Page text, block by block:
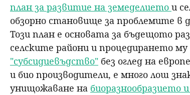
н
ю
план за развитие на земеделието и
обзорно становище за проблемите в
Този план е основата за бъдещото
селските райони и процедирането
"субсидиевъдство" без оглед на
и био производители, е много лош
унищожаване на